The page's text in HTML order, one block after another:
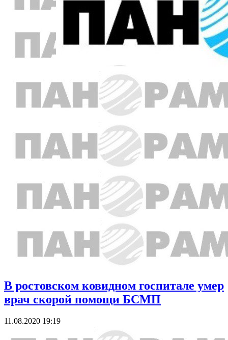
В ростовском ковидном госпитале умер
врач скорой помощи БСМП
11.08.2020 19:19